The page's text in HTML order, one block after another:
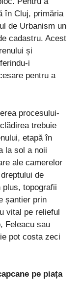
în Cluj, primăria
de Urbanism un
cadastru. Acest
și
i
pentru a
procesului-
trebuie
etapă în
la sol a noii
ale camerelor
de
topografii
șantier prin
vital pe relieful
Feleacu sau
pot costa zeci
pe piața